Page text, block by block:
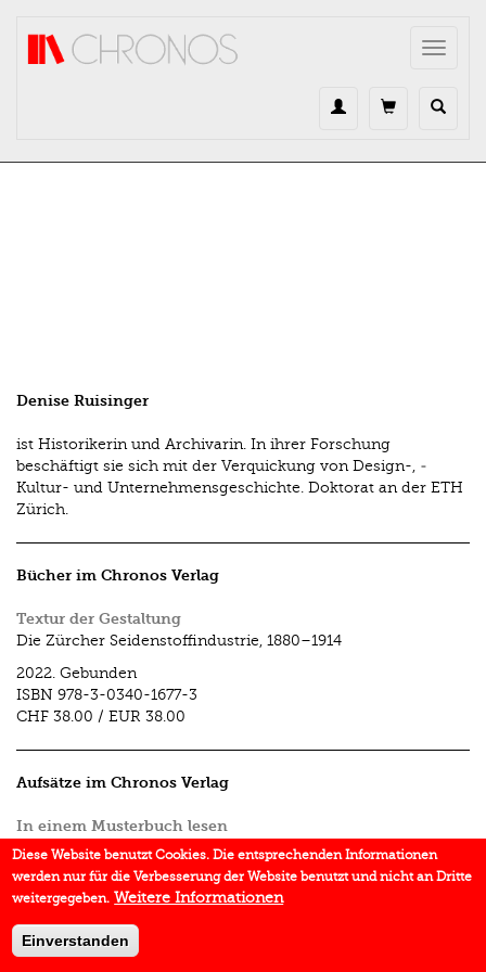
Toggle
Denise Ruisinger
ist Historikerin und Archivarin. In ­ihrer Forschung
beschäftigt sie sich mit der Verquickung von Design-, ­
Kultur- und Unternehmens­geschichte. Doktorat an der ­ETH
Zürich.
Bücher im Chronos Verlag
Textur der Gestaltung
Die Zürcher Seidenstoffindustrie, 1880–1914
2022. Gebunden
ISBN 978-3-0340-1677-3
CHF 38.00 / EUR 38.00
Aufsätze im Chronos Verlag
In einem Musterbuch lesen
In: Die Schweiz – eine Kulturtransfergeschichte 2019.S. 161–
172
Diese Website benutzt Cookies. Die entsprechenden Informationen
werden nur für die Verbesserung der Website benutzt und nicht an Dritte
weitergegeben. Weitere Informationen
Einverstanden